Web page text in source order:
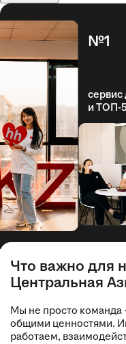
№1
сервис
и ТОП-5
Что важно для
Центральная
Мы не просто
общими ценностями.
работаем,